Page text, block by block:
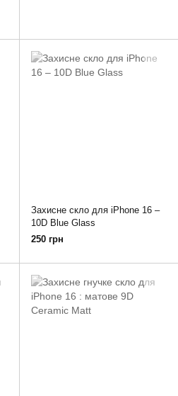
Захисне скло для iPhone 16 –
10D Blue Glass
250 грн